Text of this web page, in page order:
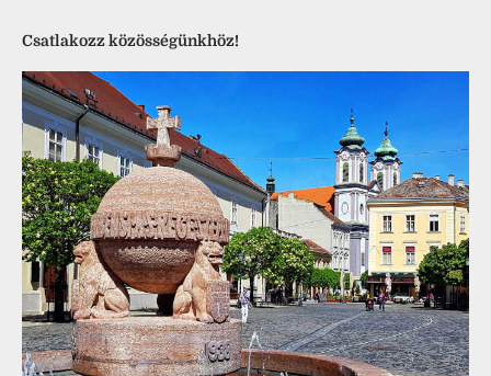
Csatlakozz közösségünkhöz!